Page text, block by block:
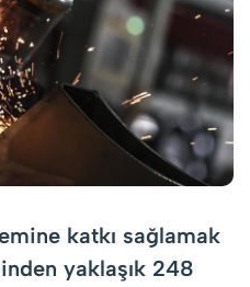
katkı sağlamak
yaklaşık 248